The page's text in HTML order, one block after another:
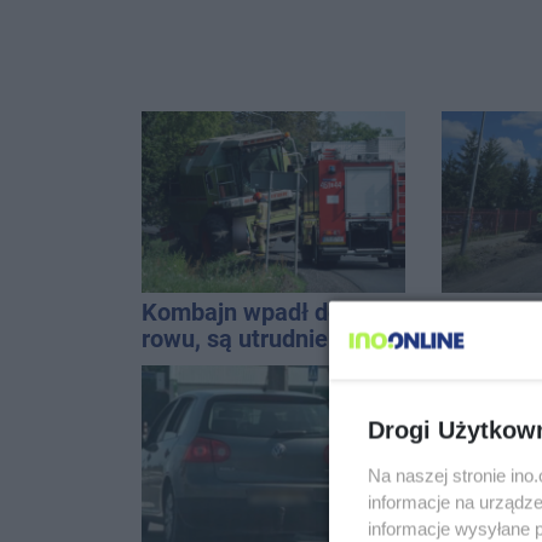
Kombajn wpadł do
rowu, są utrudnienia
linię
Drogi
Na naszej stronie
informacje na
informacje wysyłane